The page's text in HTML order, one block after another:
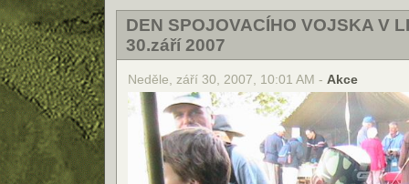
DEN SPOJOVACÍHO VOJSKA V
30.září 2007
Neděle, září 30, 2007, 10:01 AM - Akce